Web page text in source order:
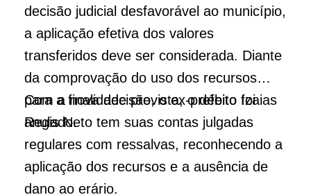
decisão judicial desfavorável ao município,
a aplicação efetiva dos valores
transferidos deve ser considerada. Diante
da comprovação do uso dos recursos
para a finalidade prevista, o débito foi
anulado.
Com a nova decisão, o ex-prefeito Izaias
Regis Neto tem suas contas julgadas
regulares com ressalvas, reconhecendo a
aplicação dos recursos e a ausência de
dano ao erário.